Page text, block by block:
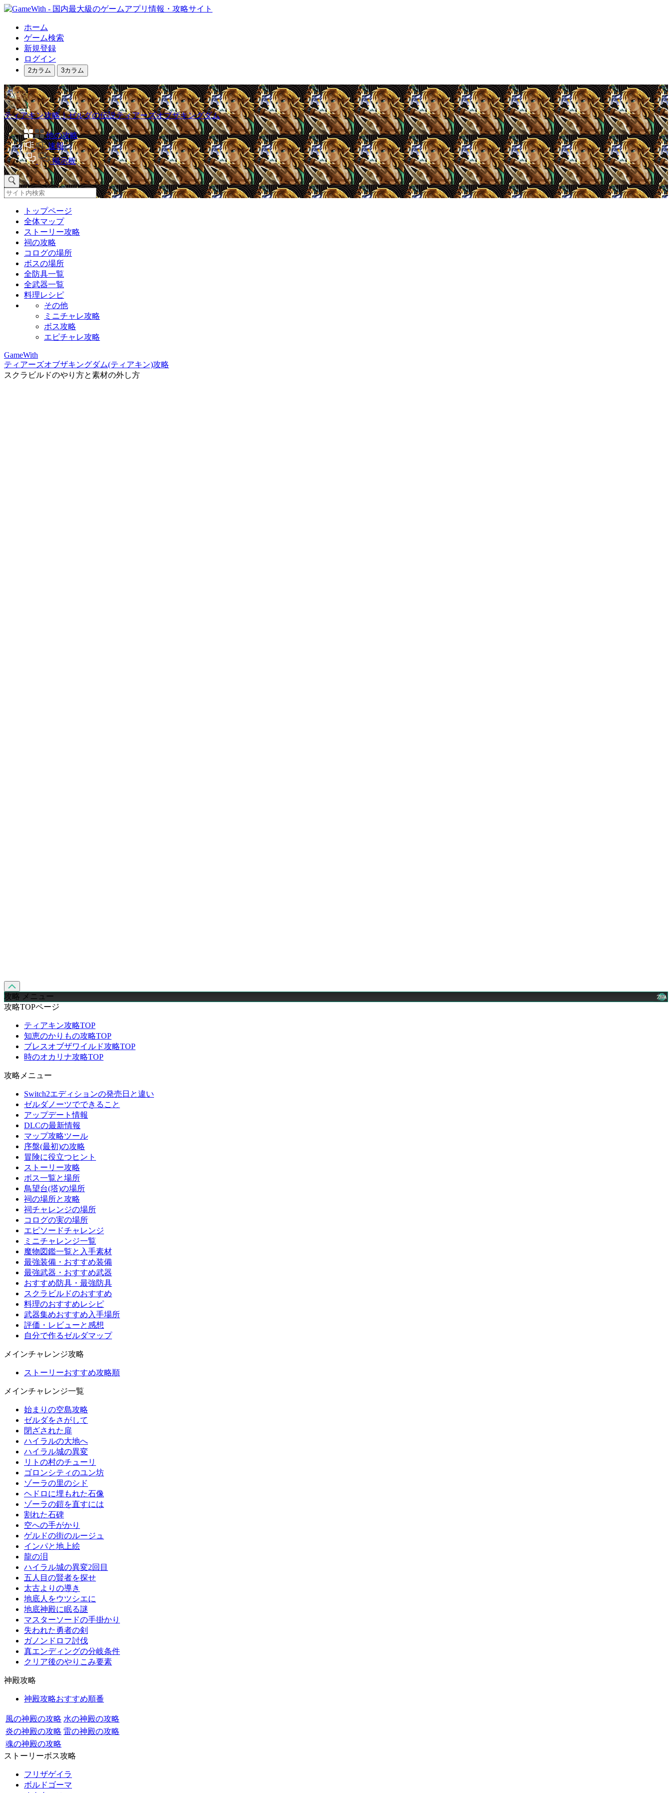
ホーム
ゲーム検索
新規登録
ログイン
2カラム 3カラム
ティアキン攻略｜ゼルダの伝説ティアーズオブザキングダム
他の攻略
速報
掲示板
トップページ
全体マップ
ストーリー攻略
祠の攻略
コログの場所
ボスの場所
全防具一覧
全武器一覧
料理レシピ
その他
ミニチャレ攻略
ボス攻略
エピチャレ攻略
GameWith
ティアーズオブザキングダム(ティアキン)攻略
スクラビルドのやり方と素材の外し方
攻略 メニュー
攻略TOPページ
ティアキン攻略TOP
知恵のかりもの攻略TOP
ブレスオブザワイルド攻略TOP
時のオカリナ攻略TOP
攻略メニュー
Switch2エディションの発売日と違い
ゼルダノーツでできること
アップデート情報
DLCの最新情報
マップ攻略ツール
序盤(最初)の攻略
冒険に役立つヒント
ストーリー攻略
ボス一覧と場所
鳥望台(塔)の場所
祠の場所と攻略
祠チャレンジの場所
コログの実の場所
エピソードチャレンジ
ミニチャレンジ一覧
魔物図鑑一覧と入手素材
最強装備・おすすめ装備
最強武器・おすすめ武器
おすすめ防具・最強防具
スクラビルドのおすすめ
料理のおすすめレシピ
武器集めおすすめ入手場所
評価・レビューと感想
自分で作るゼルダマップ
メインチャレンジ攻略
ストーリーおすすめ攻略順
メインチャレンジ一覧
始まりの空島攻略
ゼルダをさがして
閉ざされた扉
ハイラルの大地へ
ハイラル城の異変
リトの村のチューリ
ゴロンシティのユン坊
ゾーラの里のシド
ヘドロに埋もれた石像
ゾーラの鎧を直すには
割れた石碑
空への手がかり
ゲルドの街のルージュ
インパと地上絵
龍の泪
ハイラル城の異変2回目
五人目の賢者を探せ
太古よりの導き
地底人をウツシエに
地底神殿に眠る謎
マスターソードの手掛かり
失われた勇者の剣
ガノンドロフ討伐
真エンディングの分岐条件
クリア後のやりこみ要素
神殿攻略
神殿攻略おすすめ順番
風の神殿の攻略 水の神殿の攻略
炎の神殿の攻略 雷の神殿の攻略
魂の神殿の攻略
ストーリーボス攻略
フリザゲイラ
ボルドゴーマ